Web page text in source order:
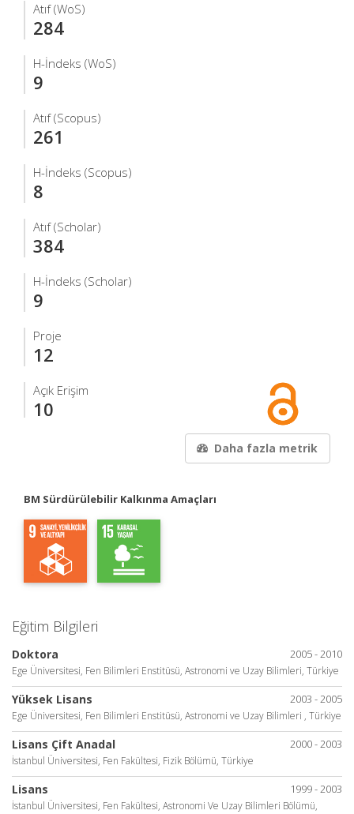
Atıf (WoS)
284
H-İndeks (WoS)
9
Atıf (Scopus)
261
H-İndeks (Scopus)
8
Atıf (Scholar)
384
H-İndeks (Scholar)
9
Proje
12
Açık Erişim
10
Daha fazla metrik
BM Sürdürülebilir Kalkınma Amaçları
Eğitim Bilgileri
2005 - 2010
Doktora
Ege Üniversitesi, Fen Bilimleri Enstitüsü, Astronomi ve Uzay Bilimleri, Türkiye
2003 - 2005
Yüksek Lisans
Ege Üniversitesi, Fen Bilimleri Enstitüsü, Astronomi ve Uzay Bilimleri , Türkiye
2000 - 2003
Lisans Çift Anadal
İstanbul Üniversitesi, Fen Fakültesi, Fizik Bölümü, Türkiye
1999 - 2003
Lisans
İstanbul Üniversitesi, Fen Fakültesi, Astronomi Ve Uzay Bilimleri Bölümü,